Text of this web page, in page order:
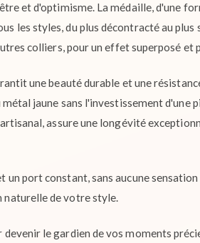
et d'optimisme. La médaille, d'une
les styles, du plus décontracté au plus
colliers, pour un effet superposé et
une beauté durable et une
jaune sans l'investissement d'une
assure une longévité
un port constant, sans aucune
naturelle de votre style.
le gardien de vos moments